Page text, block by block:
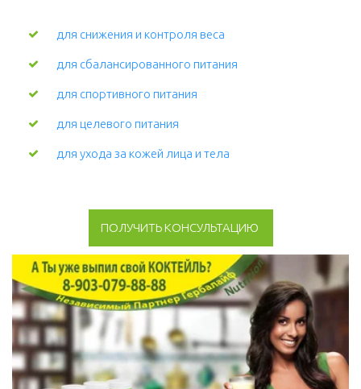
для снижения и контроля веса
для сбалансированного питания
для спортивного питания
для целевого питания
для ухода за кожей лица и тела
ПОЛУЧИТЬ КОНСУЛЬТАЦИЮ